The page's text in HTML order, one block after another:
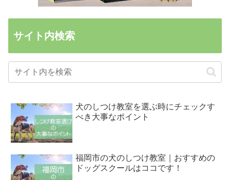
サイト内検索
犬のしつけ教室を選ぶ時にチェックす
べき大事なポイント
福岡市の犬のしつけ教室｜おすすめの
ドッグスクールはココです！